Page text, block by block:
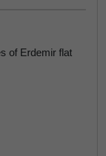
of Erdemir flat